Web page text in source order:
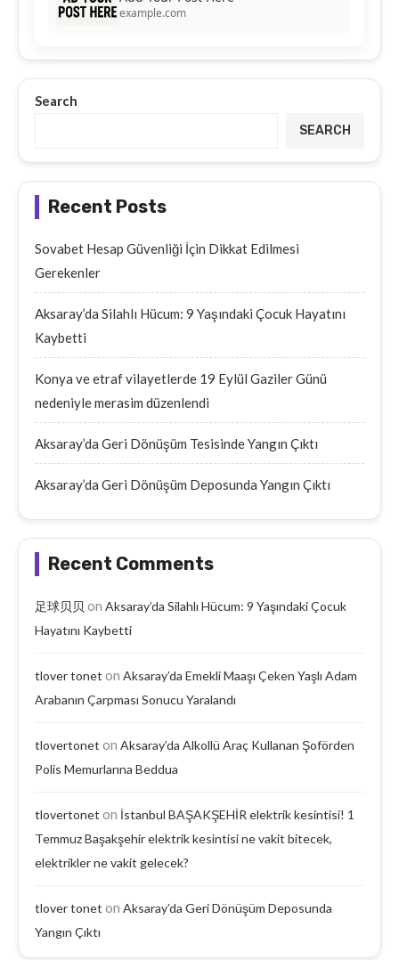
example.com
Search
SEARCH
Recent Posts
Sovabet Hesap Güvenliği İçin Dikkat Edilmesi
Gerekenler
Aksaray’da Silahlı Hücum: 9 Yaşındaki Çocuk Hayatını
Kaybetti
Konya ve etraf vilayetlerde 19 Eylül Gaziler Günü
nedeniyle merasim düzenlendi
Aksaray’da Geri Dönüşüm Tesisinde Yangın Çıktı
Aksaray’da Geri Dönüşüm Deposunda Yangın Çıktı
Recent Comments
足球贝贝 on Aksaray’da Silahlı Hücum: 9 Yaşındaki Çocuk
Hayatını Kaybetti
tlover tonet on Aksaray’da Emekli Maaşı Çeken Yaşlı Adam
Arabanın Çarpması Sonucu Yaralandı
tlovertonet on Aksaray’da Alkollü Araç Kullanan Şoförden
Polis Memurlarına Beddua
tlovertonet on İstanbul BAŞAKŞEHİR elektrik kesintisi! 1
Temmuz Başakşehir elektrik kesintisi ne vakit bitecek,
elektrikler ne vakit gelecek?
tlover tonet on Aksaray’da Geri Dönüşüm Deposunda
Yangın Çıktı